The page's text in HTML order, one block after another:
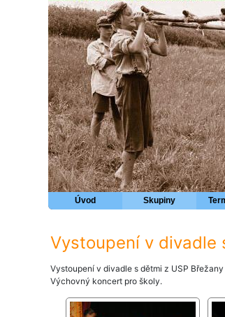
Úvod Skupiny
Vystoupení v divadle
Vystoupení v divadle s dětmi z USP
Výchovný koncert pro školy.